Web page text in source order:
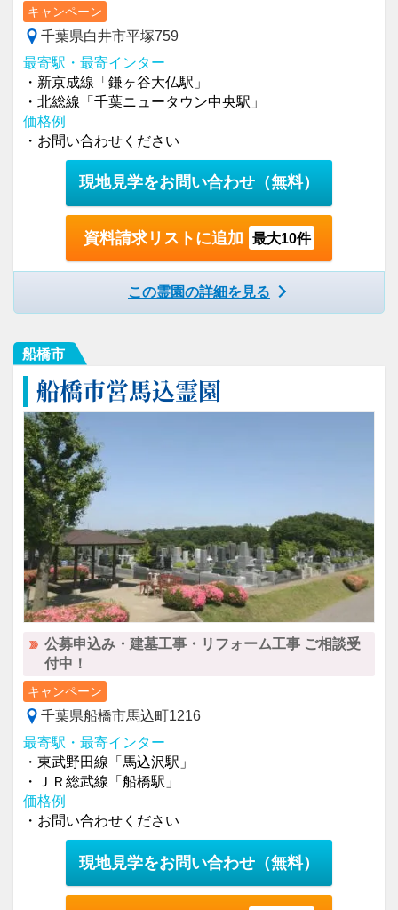
キャンペーン
千葉県白井市平塚759
最寄駅・最寄インター
・新京成線「鎌ヶ谷大仏駅」
・北総線「千葉ニュータウン中央駅」
価格例
・お問い合わせください
現地見学をお問い合わせ （無料）
資料請求リストに追加 最大10件
この霊園の詳細を見る
船橋市
船橋市営馬込霊園
公募申込み・建墓工事・リフォーム工事 ご相談受
付中！
キャンペーン
千葉県船橋市馬込町1216
最寄駅・最寄インター
・東武野田線「馬込沢駅」
・ＪＲ総武線「船橋駅」
価格例
・お問い合わせください
現地見学をお問い合わせ （無料）